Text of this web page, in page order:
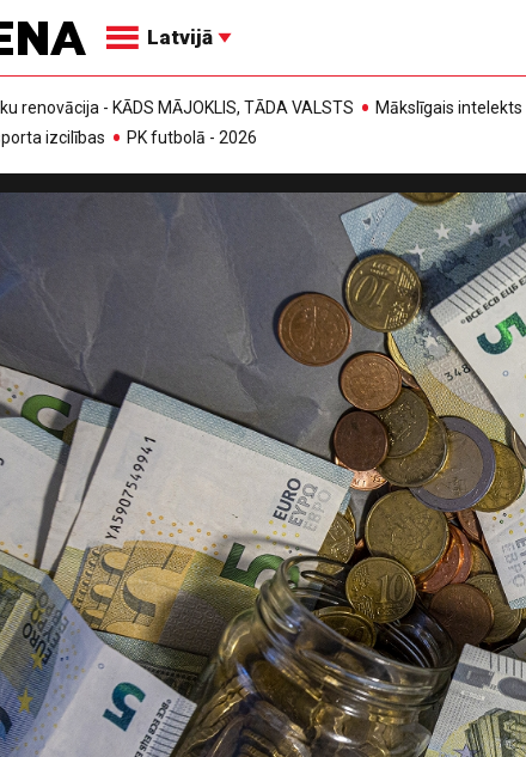
Latvijā
renovācija - KĀDS MĀJOKLIS, TĀDA VALSTS
Mākslīgais
izcilības
PK futbolā - 2026